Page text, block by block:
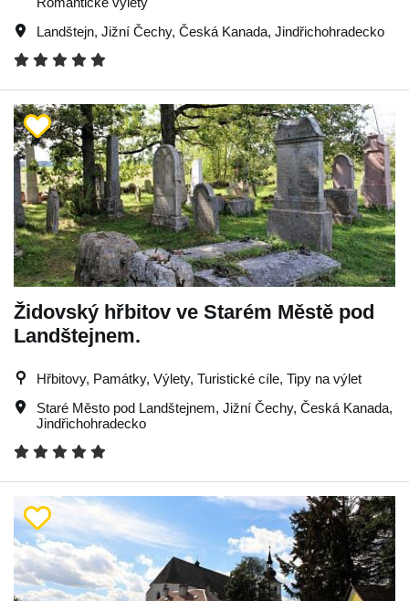
Landštejn, Jižní Čechy, Česká Kanada, Jindřichohradecko
Židovský hřbitov ve Starém Městě pod
Landštejnem.
Hřbitovy, Památky, Výlety, Turistické cíle, Tipy na výlet
Staré Město pod Landštejnem, Jižní Čechy, Česká Kanada,
Jindřichohradecko